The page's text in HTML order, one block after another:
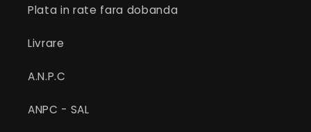
Plata in rate fara dobanda
Livrare
A.N.P.C
ANPC - SAL